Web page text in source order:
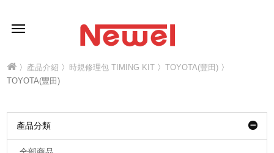
〉 產品介紹 〉 時規修理包 TIMING KIT 〉TOYOTA(豐田) 〉
TOYOTA(豐田)
產品分類